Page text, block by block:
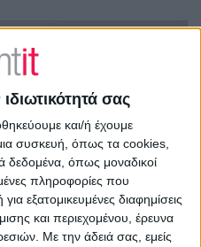
σας
και/ή έχουμε
συσκευή, όπως τα cookies,
δεδομένα, όπως μοναδικοί
πληροφορίες που
εξατομικευμένες διαφημίσεις
και περιεχομένου, έρευνα
Με την άδειά σας, εμείς